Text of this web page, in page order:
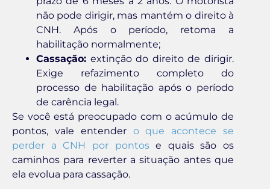
não pode dirigir, mas mantém o direito à
CNH. Após o período, retoma a
habilitação normalmente;
Cassação: extinção do direito de dirigir.
Exige refazimento completo do
processo de habilitação após o período
de carência legal.
Se você está preocupado com o acúmulo de
pontos, vale entender o que acontece se
perder a CNH por pontose quais são os
caminhos para reverter a situação antes que
ela evolua para cassação.